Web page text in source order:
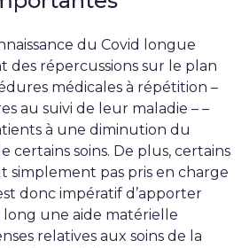
du Covid longue
des répercussions sur le plan
médicales à répétition –
au suivi de leur maladie – –
à une diminution du
certains soins. De plus, certains
simplement pas pris en charge
donc impératif d’apporter
long une aide matérielle
relatives aux soins de la